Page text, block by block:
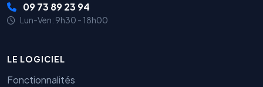
09 73 89 23 94
Lun-Ven: 9h30 - 18h00
LE LOGICIEL
Fonctionnalités